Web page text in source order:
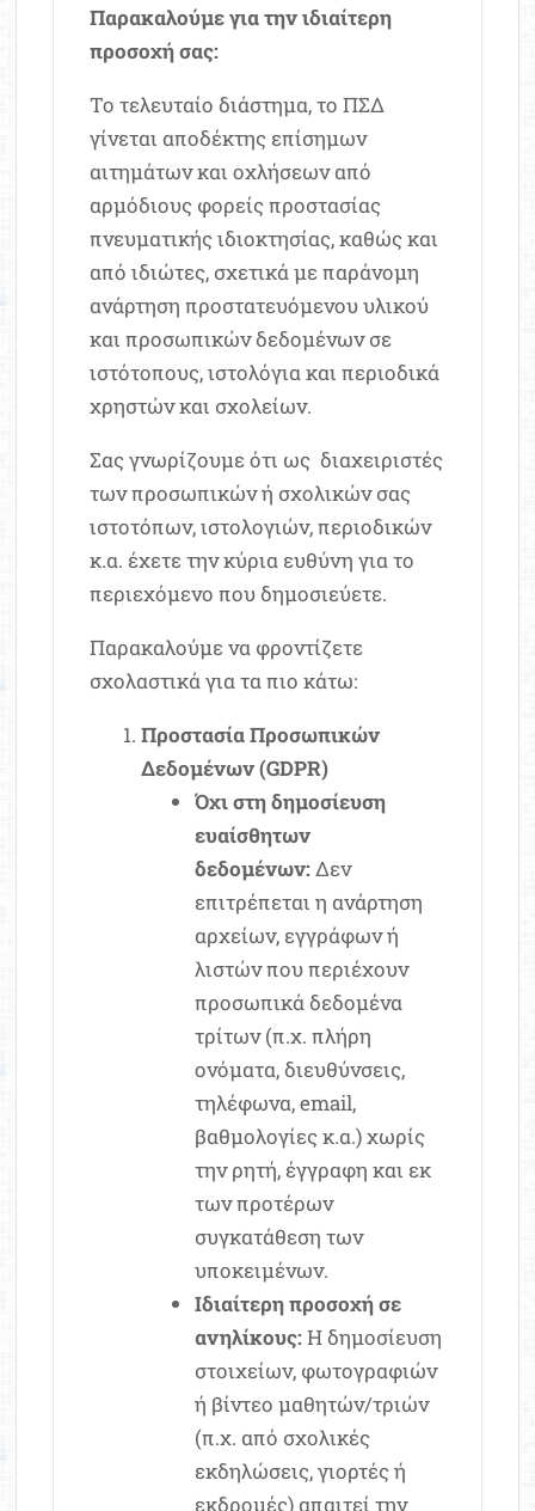
Παρακαλούμε για την ιδιαίτερη
προσοχή σας:
Το τελευταίο διάστημα, το ΠΣΔ
γίνεται αποδέκτης επίσημων
αιτημάτων και οχλήσεων από
αρμόδιους φορείς προστασίας
πνευματικής ιδιοκτησίας, καθώς και
από ιδιώτες, σχετικά με παράνομη
ανάρτηση προστατευόμενου υλικού
και προσωπικών δεδομένων σε
ιστότοπους, ιστολόγια και περιοδικά
χρηστών και σχολείων.
Σας γνωρίζουμε ότι ως διαχειριστές
των προσωπικών ή σχολικών σας
ιστοτόπων, ιστολογιών, περιοδικών
κ.α. έχετε την κύρια ευθύνη για το
περιεχόμενο που δημοσιεύετε.
Παρακαλούμε να φροντίζετε
σχολαστικά για τα πιο κάτω:
Προστασία Προσωπικών
Δεδομένων (GDPR)
Όχι στη δημοσίευση
ευαίσθητων
δεδομένων:Δεν
επιτρέπεται η ανάρτηση
αρχείων, εγγράφων ή
λιστών που περιέχουν
προσωπικά δεδομένα
τρίτων (π.χ. πλήρη
ονόματα, διευθύνσεις,
τηλέφωνα, email,
βαθμολογίες κ.α.) χωρίς
την ρητή, έγγραφη και εκ
των προτέρων
συγκατάθεση των
υποκειμένων.
Ιδιαίτερη προσοχή σε
ανηλίκους:Η δημοσίευση
στοιχείων, φωτογραφιών
ή βίντεο μαθητών/τριών
(π.χ. από σχολικές
εκδηλώσεις, γιορτές ή
εκδρομές) απαιτεί την